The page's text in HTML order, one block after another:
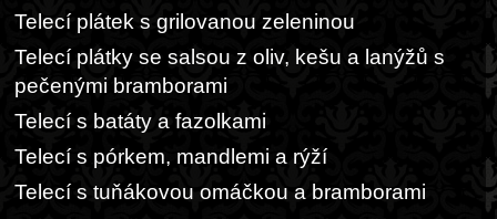
Telecí plátek s grilovanou zeleninou
Telecí plátky se salsou z oliv, kešu a lanýžů s
pečenými bramborami
Telecí s batáty a fazolkami
Telecí s pórkem, mandlemi a rýží
Telecí s tuňákovou omáčkou a bramborami